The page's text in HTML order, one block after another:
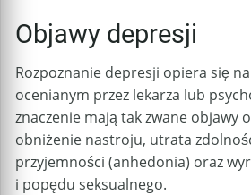
Objawy depresji
Rozpoznanie depresji opiera się
ocenianym przez lekarza lub
znaczenie mają tak zwane objawy
obniżenie nastroju, utrata
przyjemności (anhedonia) oraz
i popędu seksualnego.